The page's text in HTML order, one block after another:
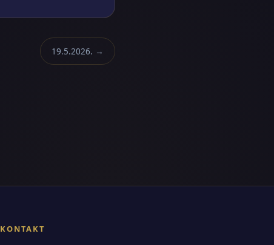
19.5.2026. →
KONTAKT